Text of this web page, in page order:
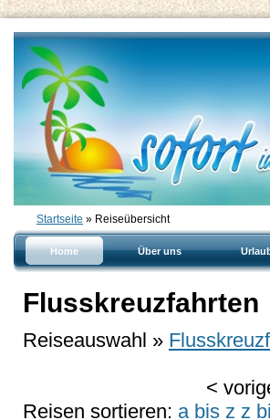
Startseite » Reiseübersicht
Home Über uns
Flusskreuzfahrten
Reiseauswahl »
<
Reisen sortieren: a bis z z